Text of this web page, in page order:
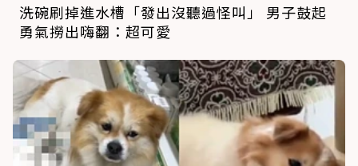
洗碗刷掉進水槽「發出沒聽過怪叫」 男子鼓起
勇氣撈出嗨翻：超可愛